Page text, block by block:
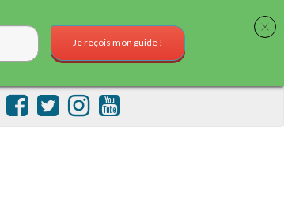
Je reçois mon guide !